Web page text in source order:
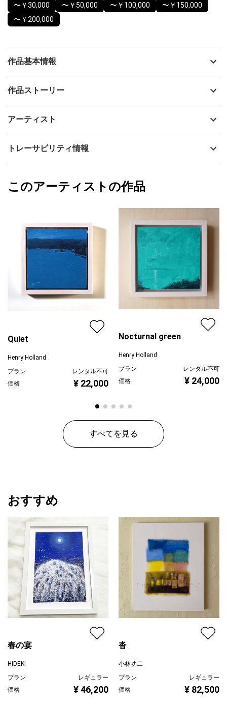
〜￥30,000
〜￥50,000 〜￥100,000
〜￥150,000
〜￥200,000
作品基本情報
出品者
制作年
油彩
カラー
青
配送目安
一週間以内
作品ストーリー
アーティスト
Henry Holland
フォローする
トレーサビリティ情報
Henry Holland
このアーティストの作品
Quiet
Henry Holland
プラン
レンタル不可
価格
¥ 22,000
Nocturnal green
Henry Holland
プラン
レンタル不可
価格
¥ 24,000
すべてを見る
おすすめ
春の宴
HIDEKI
プラン
レギュラー
価格
¥ 46,200
沓
小林功二
プラン
レギュラー
価格
¥ 82,500